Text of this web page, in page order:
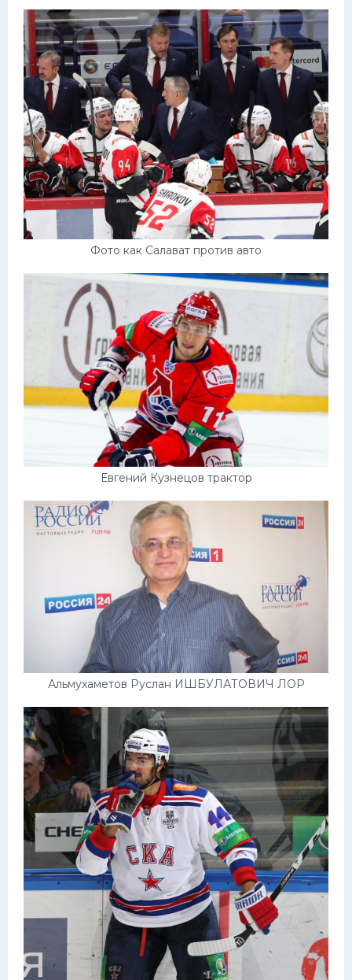
Фото как Салават против авто
Евгений Кузнецов трактор
Альмухаметов Руслан ИШБУЛАТОВИЧ ЛОР